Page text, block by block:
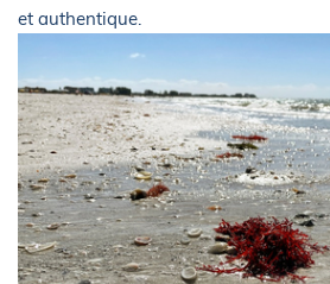
et authentique.